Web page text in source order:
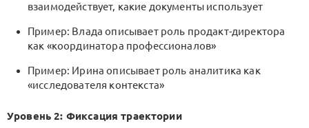
взаимодействует, какие документы использует
Пример: Влада описывает роль продакт-директора
как «координатора профессионалов»
Пример: Ирина описывает роль аналитика как
«исследователя контекста»
Уровень 2: Фиксация траектории